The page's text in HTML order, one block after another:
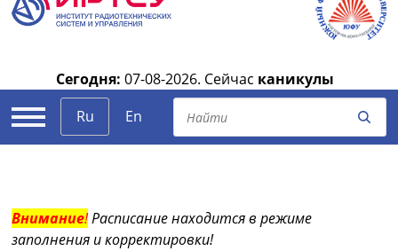
Сегодня: 07-08-2026. Сейчас каникулы
Ru
En
Внимание!Расписание находится в режиме
заполнения и корректировки!